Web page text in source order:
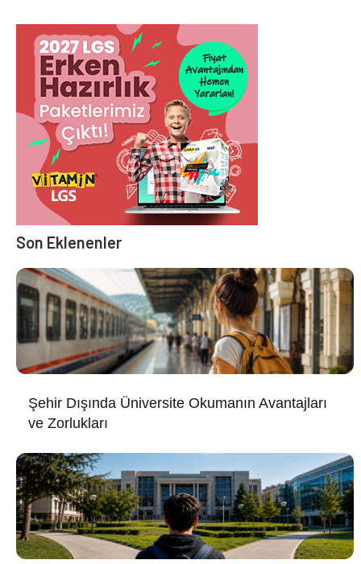
Son Eklenenler
Şehir Dışında Üniversite Okumanın Avantajları
ve Zorlukları